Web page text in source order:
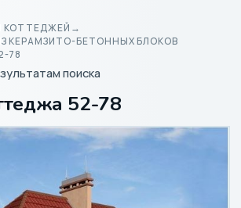
КОТТЕДЖЕЙ →
КЕРАМЗИТО-БЕТОННЫХ БЛОКОВ
78
поиска
52-78